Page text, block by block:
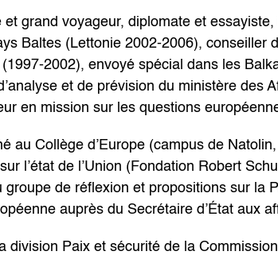
et grand voyageur, diplomate et
Baltes (Lettonie 2002-2006), conseiller
2002), envoyé spécial dans les
et de prévision du ministère des
en mission sur les questions
au Collège d’Europe (campus de
l’état de l’Union (Fondation Robert
groupe de réflexion et propositions sur la
auprès du Secrétaire d’État aux
division Paix et sécurité de la